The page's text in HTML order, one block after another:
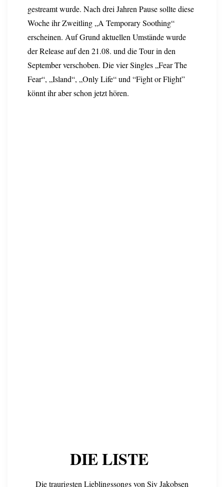
gestreamt wurde. Nach drei Jahren Pause sollte diese
Woche ihr Zweitling „A Temporary Soothing“
erscheinen. Auf Grund aktuellen Umstände wurde
der Release auf den 21.08. und die Tour in den
September verschoben. Die vier Singles „Fear The
Fear“, „Island“, „Only Life“ und “Fight or Flight”
könnt ihr aber schon jetzt hören.
DIE LISTE
Die traurigsten Lieblingssongs von Siv Jakobsen